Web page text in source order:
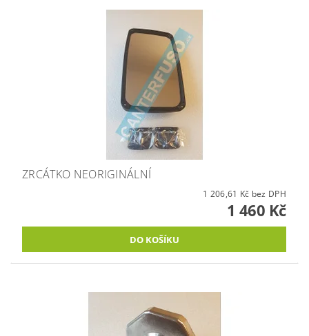
ZRCÁTKO NEORIGINÁLNÍ
1 206,61 Kč bez DPH
1 460 Kč